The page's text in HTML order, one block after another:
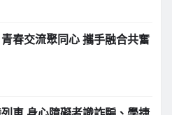
春交流聚同心 攜手融合共奮